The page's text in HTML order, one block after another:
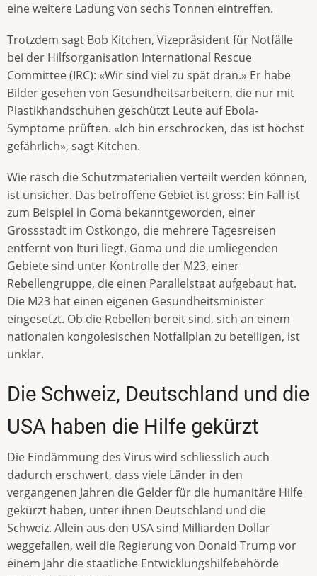
eine weitere Ladung von sechs Tonnen eintreffen.
Trotzdem sagt Bob Kitchen, Vizepräsident für Notfälle
bei der Hilfsorganisation International Rescue
Committee (IRC): «Wir sind viel zu spät dran.» Er habe
Bilder gesehen von Gesundheitsarbeitern, die nur mit
Plastikhandschuhen geschützt Leute auf Ebola-
Symptome prüften. «Ich bin erschrocken, das ist höchst
gefährlich», sagt Kitchen.
Wie rasch die Schutzmaterialien verteilt werden können,
ist unsicher. Das betroffene Gebiet ist gross: Ein Fall ist
zum Beispiel in Goma bekanntgeworden, einer
Grossstadt im Ostkongo, die mehrere Tagesreisen
entfernt von Ituri liegt. Goma und die umliegenden
Gebiete sind unter Kontrolle der M23, einer
Rebellengruppe, die einen Parallelstaat aufgebaut hat.
Die M23 hat einen eigenen Gesundheitsminister
eingesetzt. Ob die Rebellen bereit sind, sich an einem
nationalen kongolesischen Notfallplan zu beteiligen, ist
unklar.
Die Schweiz, Deutschland und die
USA haben die Hilfe gekürzt
Die Eindämmung des Virus wird schliesslich auch
dadurch erschwert, dass viele Länder in den
vergangenen Jahren die Gelder für die humanitäre Hilfe
gekürzt haben, unter ihnen Deutschland und die
Schweiz. Allein aus den USA sind Milliarden Dollar
weggefallen, weil die Regierung von Donald Trump vor
einem Jahr die staatliche Entwicklungshilfebehörde